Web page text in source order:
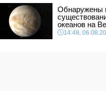
В Азербайджане ищут
зарплатой до 10 000 манатов
12:40, 07.08.2026
Обнаружены
океанов на
14:48,